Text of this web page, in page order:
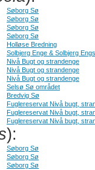
Søborg Sø
Søborg Sø
Søborg Sø
Søborg Sø
Holløse Bredning
Solbjerg Enge & Solbjerg
Nivå Bugt og strandenge
Nivå Bugt og strandenge
Nivå Bugt og strandenge
Selsø Sø området
Bredvig Sø
Fuglereservat Nivå bugt,
Fuglereservat Nivå bugt,
Fuglereservat Nivå bugt,
):
Søborg Sø
Søborg Sø
Søborg Sø